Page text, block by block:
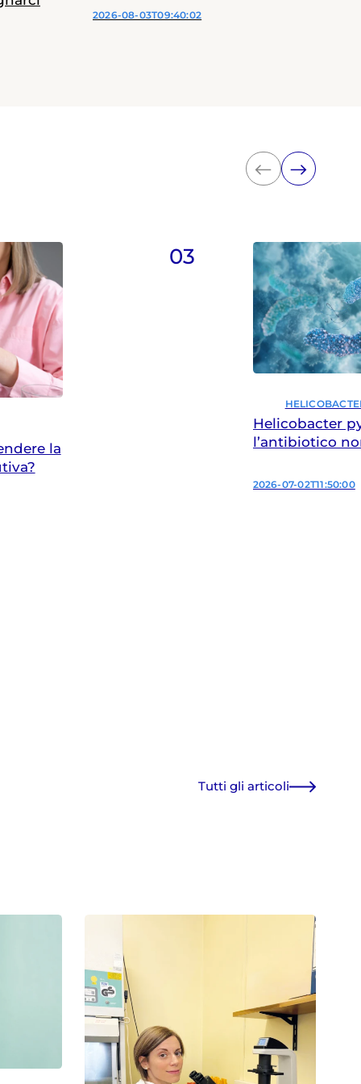
2026-08-03T09:40:02
la
Helicobacter
l’antibiotico
2026-07-02T11:50:00
Tutti gli articoli